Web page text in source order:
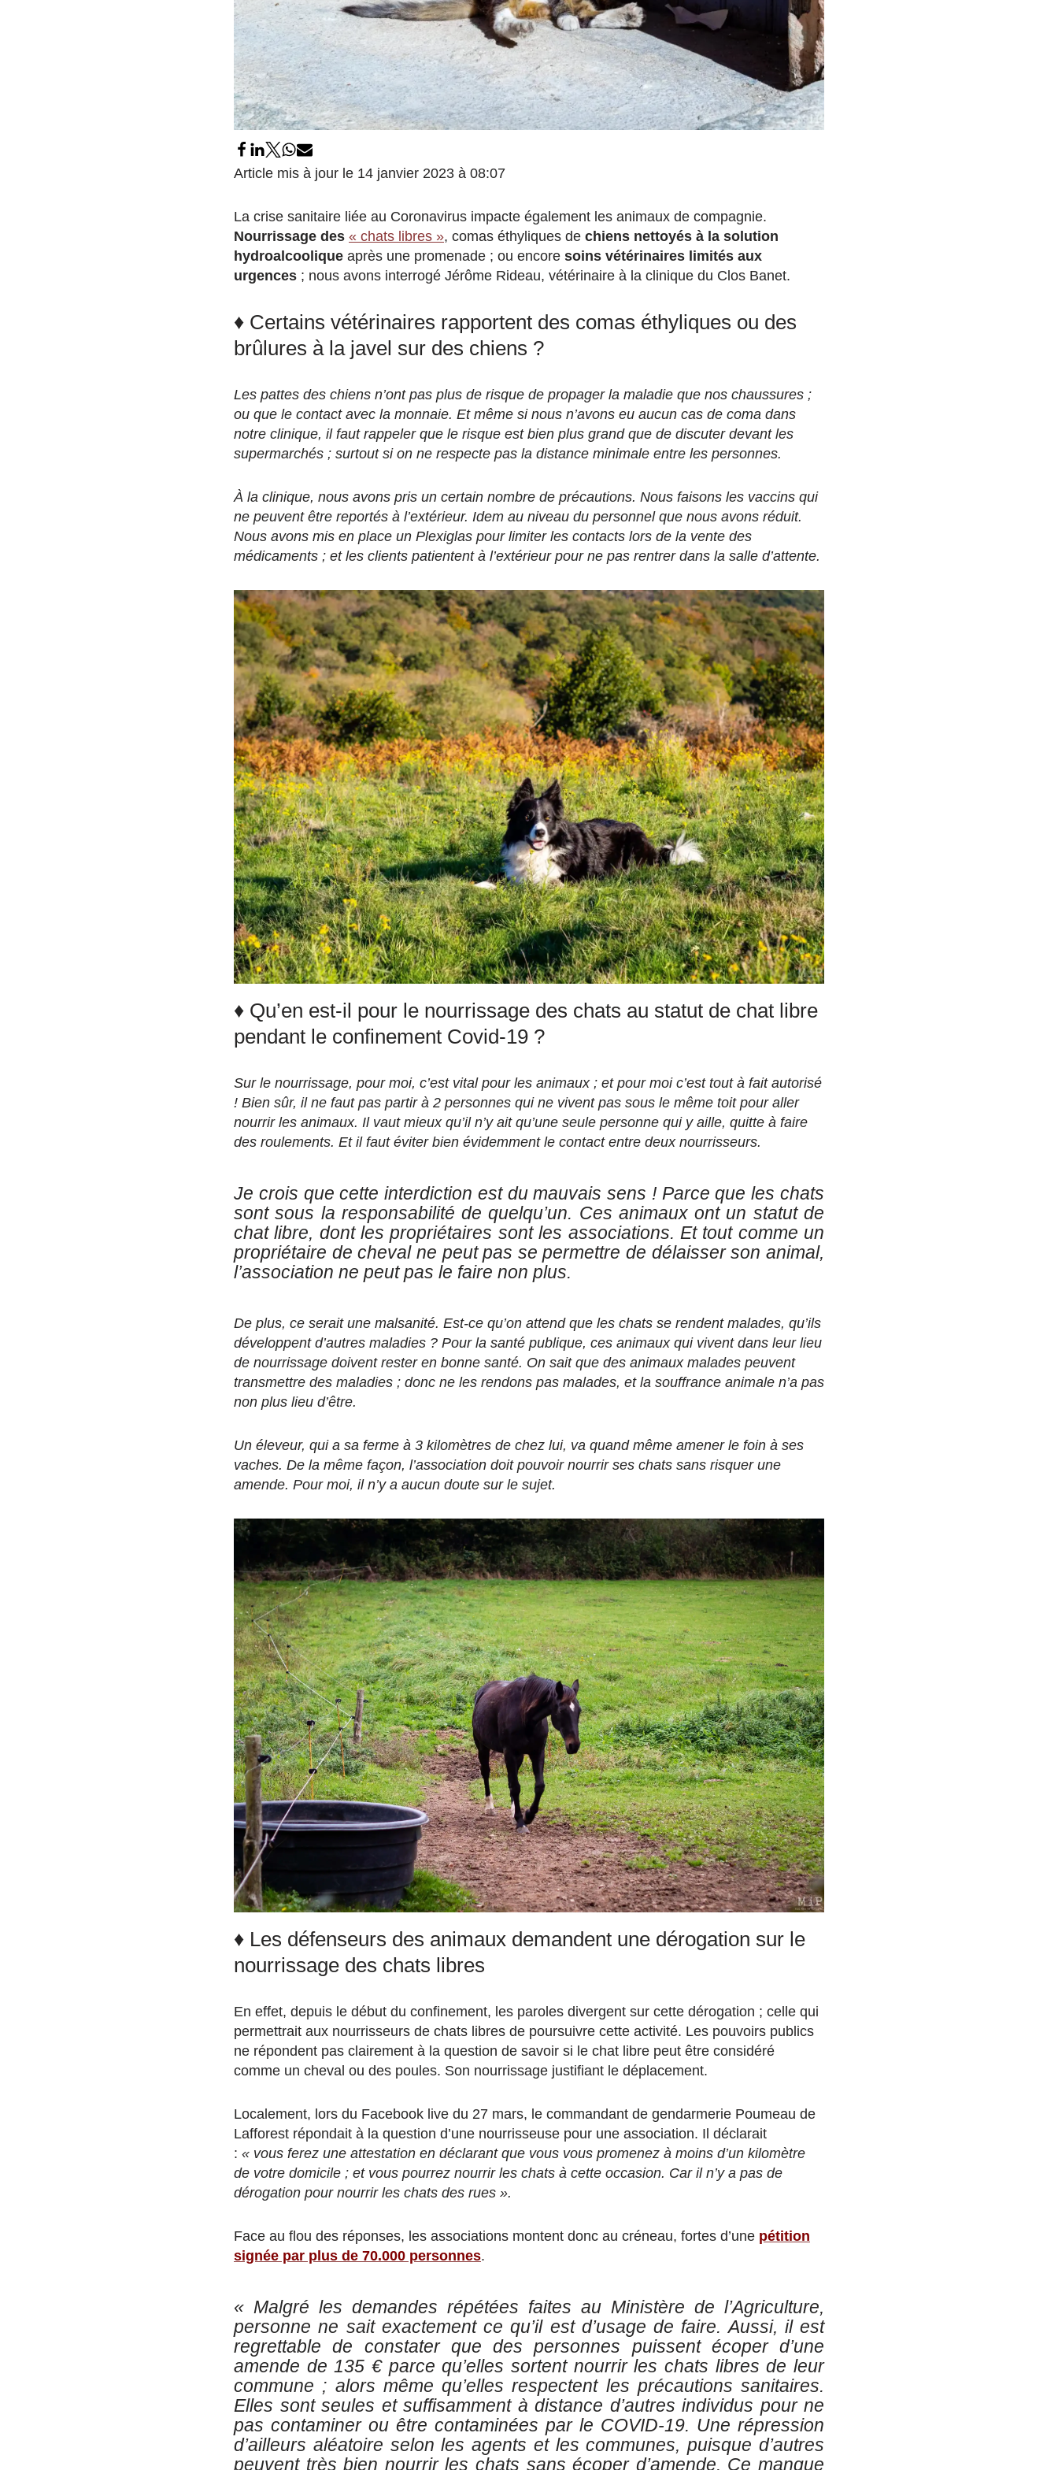
Article mis à jour le 14 janvier 2023 à 08:07
La crise sanitaire liée au Coronavirus impacte également les animaux de compagnie.
Nourrissage des « chats libres », comas éthyliques de chiens nettoyés à la solution
hydroalcoolique après une promenade ; ou encore soins vétérinaires limités aux
urgences ; nous avons interrogé Jérôme Rideau, vétérinaire à la clinique du Clos Banet.
♦ Certains vétérinaires rapportent des comas éthyliques ou des
brûlures à la javel sur des chiens ?
Les pattes des chiens n’ont pas plus de risque de propager la maladie que nos chaussures ;
ou que le contact avec la monnaie. Et même si nous n’avons eu aucun cas de coma dans
notre clinique, il faut rappeler que le risque est bien plus grand que de discuter devant les
supermarchés ; surtout si on ne respecte pas la distance minimale entre les personnes.
À la clinique, nous avons pris un certain nombre de précautions. Nous faisons les vaccins qui
ne peuvent être reportés à l’extérieur. Idem au niveau du personnel que nous avons réduit.
Nous avons mis en place un Plexiglas pour limiter les contacts lors de la vente des
médicaments ; et les clients patientent à l’extérieur pour ne pas rentrer dans la salle d’attente.
♦ Qu’en est-il pour le nourrissage des chats au statut de chat libre
pendant le confinement Covid-19 ?
Sur le nourrissage, pour moi, c’est vital pour les animaux ; et pour moi c’est tout à fait autorisé
! Bien sûr, il ne faut pas partir à 2 personnes qui ne vivent pas sous le même toit pour aller
nourrir les animaux. Il vaut mieux qu’il n’y ait qu’une seule personne qui y aille, quitte à faire
des roulements. Et il faut éviter bien évidemment le contact entre deux nourrisseurs.
Je crois que cette interdiction est du mauvais sens ! Parce que les chats
sont sous la responsabilité de quelqu’un. Ces animaux ont un statut de
chat libre, dont les propriétaires sont les associations. Et tout comme un
propriétaire de cheval ne peut pas se permettre de délaisser son animal,
l’association ne peut pas le faire non plus.
De plus, ce serait une malsanité. Est-ce qu’on attend que les chats se rendent malades, qu’ils
développent d’autres maladies ? Pour la santé publique, ces animaux qui vivent dans leur lieu
de nourrissage doivent rester en bonne santé. On sait que des animaux malades peuvent
transmettre des maladies ; donc ne les rendons pas malades, et la souffrance animale n’a pas
non plus lieu d’être.
Un éleveur, qui a sa ferme à 3 kilomètres de chez lui, va quand même amener le foin à ses
vaches. De la même façon, l’association doit pouvoir nourrir ses chats sans risquer une
amende. Pour moi, il n’y a aucun doute sur le sujet.
♦ Les défenseurs des animaux demandent une dérogation sur le
nourrissage des chats libres
En effet, depuis le début du confinement, les paroles divergent sur cette dérogation ; celle qui
permettrait aux nourrisseurs de chats libres de poursuivre cette activité. Les pouvoirs publics
ne répondent pas clairement à la question de savoir si le chat libre peut être considéré
comme un cheval ou des poules. Son nourrissage justifiant le déplacement.
Localement, lors du Facebook live du 27 mars, le commandant de gendarmerie Poumeau de
Lafforest répondait à la question d’une nourrisseuse pour une association. Il déclarait
: « vous ferez une attestation en déclarant que vous vous promenez à moins d’un kilomètre
de votre domicile ; et vous pourrez nourrir les chats à cette occasion. Car il n’y a pas de
dérogation pour nourrir les chats des rues ».
Face au flou des réponses, les associations montent donc au créneau, fortes d’une pétition
signée par plus de 70.000 personnes.
« Malgré les demandes répétées faites au Ministère de l’Agriculture,
personne ne sait exactement ce qu’il est d’usage de faire. Aussi, il est
regrettable de constater que des personnes puissent écoper d’une
amende de 135 € parce qu’elles sortent nourrir les chats libres de leur
commune ; alors même qu’elles respectent les précautions sanitaires.
Elles sont seules et suffisamment à distance d’autres individus pour ne
pas contaminer ou être contaminées par le COVID-19. Une répression
d’ailleurs aléatoire selon les agents et les communes, puisque d’autres
peuvent très bien nourrir les chats sans écoper d’amende. Ce manque